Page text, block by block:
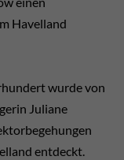
Havelland
wurde von
Juliane
entdeckt.